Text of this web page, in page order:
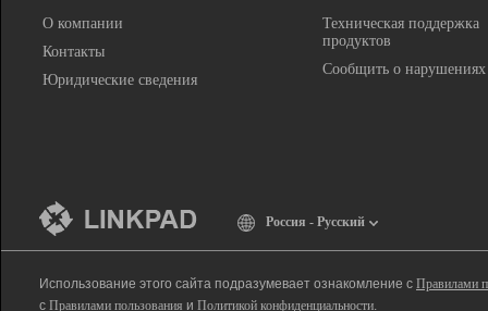
О компании
Контакты
Юридические сведения
Техническая поддержка
продуктов
Сообщить о нарушениях
Россия - Русский
Использование этого сайта подразумевает ознакомление с Правилами
с Правилами пользования и Политикой конфиденциальности.